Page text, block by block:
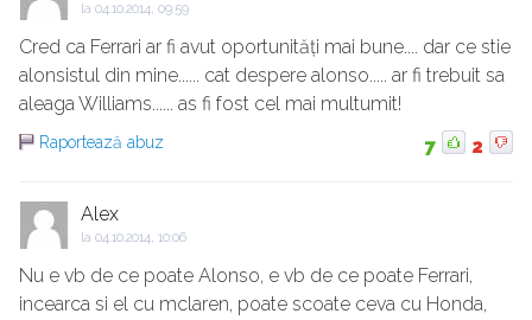
la 04.10.2014, 09:59
Cred ca Ferrari ar fi avut oportunități mai bune.... dar ce stie
alonsistul din mine...... cat despere alonso..... ar fi trebuit sa
aleaga Williams...... as fi fost cel mai multumit!
Raportează abuz 7 2
Alex
la 04.10.2014, 10:06
Nu e vb de ce poate Alonso, e vb de ce poate Ferrari,
incearca si el cu mclaren, poate scoate ceva cu Honda,